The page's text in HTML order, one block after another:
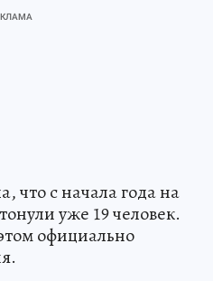
что с начала года на
уже 19 человек.
официально